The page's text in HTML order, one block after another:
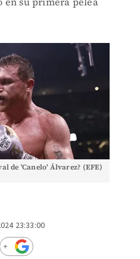
de 'Canelo' Álvarez? (EFE)
23:33:00